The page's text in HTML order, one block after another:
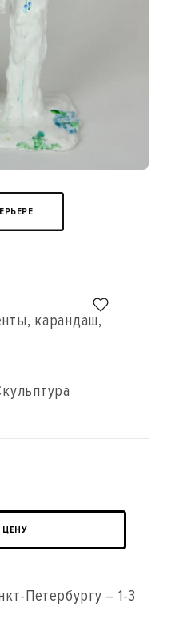
карандаш,
Петербургу – 1-3